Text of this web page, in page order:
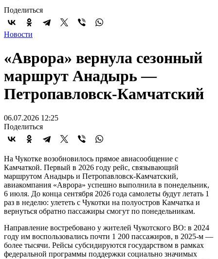
Поделиться
Новости
«Аврора» вернула сезонный
маршрут Анадырь —
Петропавловск-Камчатский
06.07.2026 12:25
Поделиться
На Чукотке возобновилось прямое авиасообщение с
Камчаткой. Первый в 2026 году рейс, связывающий
маршрутом Анадырь и Петропавловск-Камчатский,
авиакомпания «Аврора» успешно выполнила в понедельник,
6 июля. До конца сентября 2026 года самолеты будут летать 1
раз в неделю: улететь с Чукотки на полуостров Камчатка и
вернуться обратно пассажиры смогут по понедельникам.
Направление востребовано у жителей Чукотского ВО: в 2024
году им воспользовались почти 1 200 пассажиров, в 2025-м —
более тысячи. Рейсы субсидируются государством в рамках
федеральной программы поддержки социально значимых